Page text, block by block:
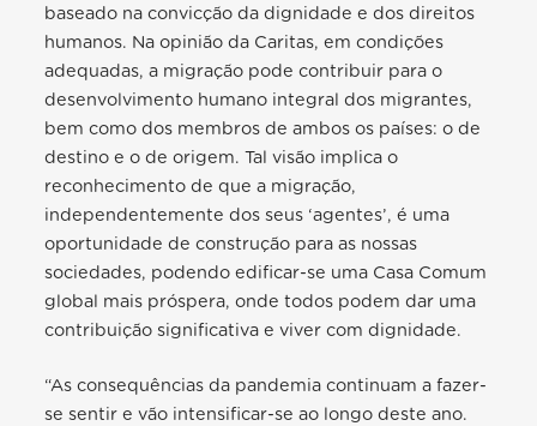
baseado na convicção da dignidade e dos direitos
humanos. Na opinião da Caritas, em condições
adequadas, a migração pode contribuir para o
desenvolvimento humano integral dos migrantes,
bem como dos membros de ambos os países: o de
destino e o de origem. Tal visão implica o
reconhecimento de que a migração,
independentemente dos seus ‘agentes’, é uma
oportunidade de construção para as nossas
sociedades, podendo edificar-se uma Casa Comum
global mais próspera, onde todos podem dar uma
contribuição significativa e viver com dignidade.
“As consequências da pandemia continuam a fazer-
se sentir e vão intensificar-se ao longo deste ano.